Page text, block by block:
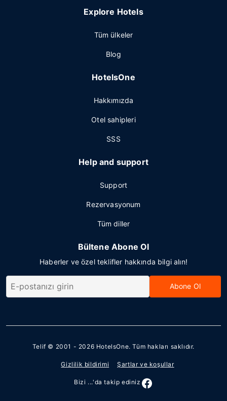
Explore Hotels
Tüm ülkeler
Blog
HotelsOne
Hakkımızda
Otel sahipleri
SSS
Help and support
Support
Rezervasyonum
Tüm diller
Bültene Abone Ol
Haberler ve özel teklifler hakkında bilgi alın!
Abone Ol
Telif © 2001 - 2026 HotelsOne. Tüm hakları saklıdır.
Gizlilik bildirimi Şartlar ve koşullar
Bizi ...'da takip ediniz